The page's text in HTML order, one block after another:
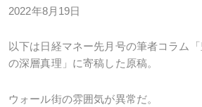
2022年8月19日
以下は日経マネー先月号の筆者コラム
の深層真理」に寄稿した原稿。
ウォール街の雰囲気が異常だ。